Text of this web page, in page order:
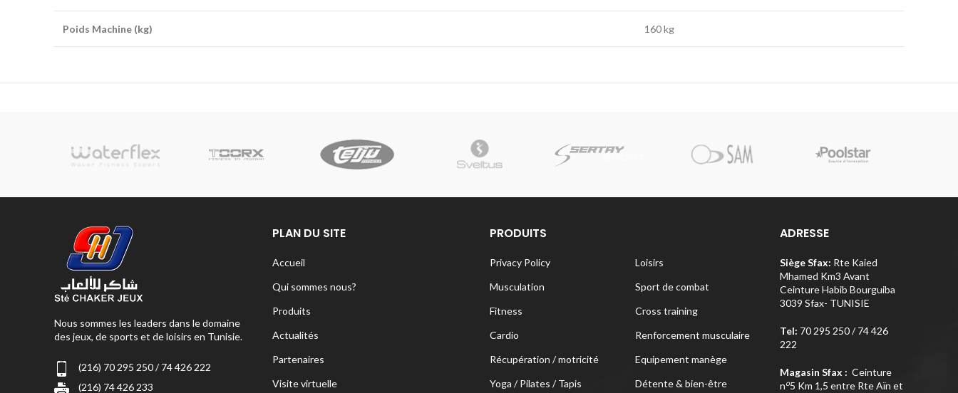
Poids Machine (kg) 160 kg
Nous sommes les leaders dans le domaine
des jeux, de sports et de loisirs en Tunisie.
(216) 70 295 250 / 74 426 222
(216) 74 426 233
PLAN DU SITE
Accueil
Qui sommes nous?
Produits
Actualités
Partenaires
Visite virtuelle
PRODUITS
Privacy Policy
Musculation
Fitness
Cardio
Récupération / motricité
Yoga / Pilates / Tapis
Loisirs
Sport de combat
Cross training
Renforcement musculaire
Equipement manège
Détente & bien-être
ADRESSE
Siège Sfax: Rte Kaied
Mhamed Km3 Avant
Ceinture Habib Bourguiba
3039 Sfax- TUNISIE
Tel: 70 295 250 / 74 426
222
Magasin Sfax : Ceinture
no5 Km 1,5 entre Rte Aïn et